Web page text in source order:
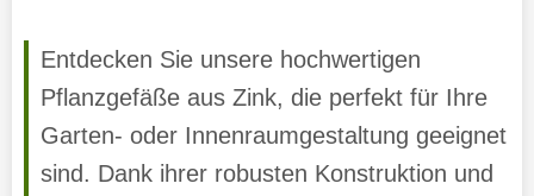
Entdecken Sie unsere hochwertigen
Pflanzgefäße aus Zink, die perfekt für Ihre
Garten- oder Innenraumgestaltung geeignet
sind. Dank ihrer robusten Konstruktion und